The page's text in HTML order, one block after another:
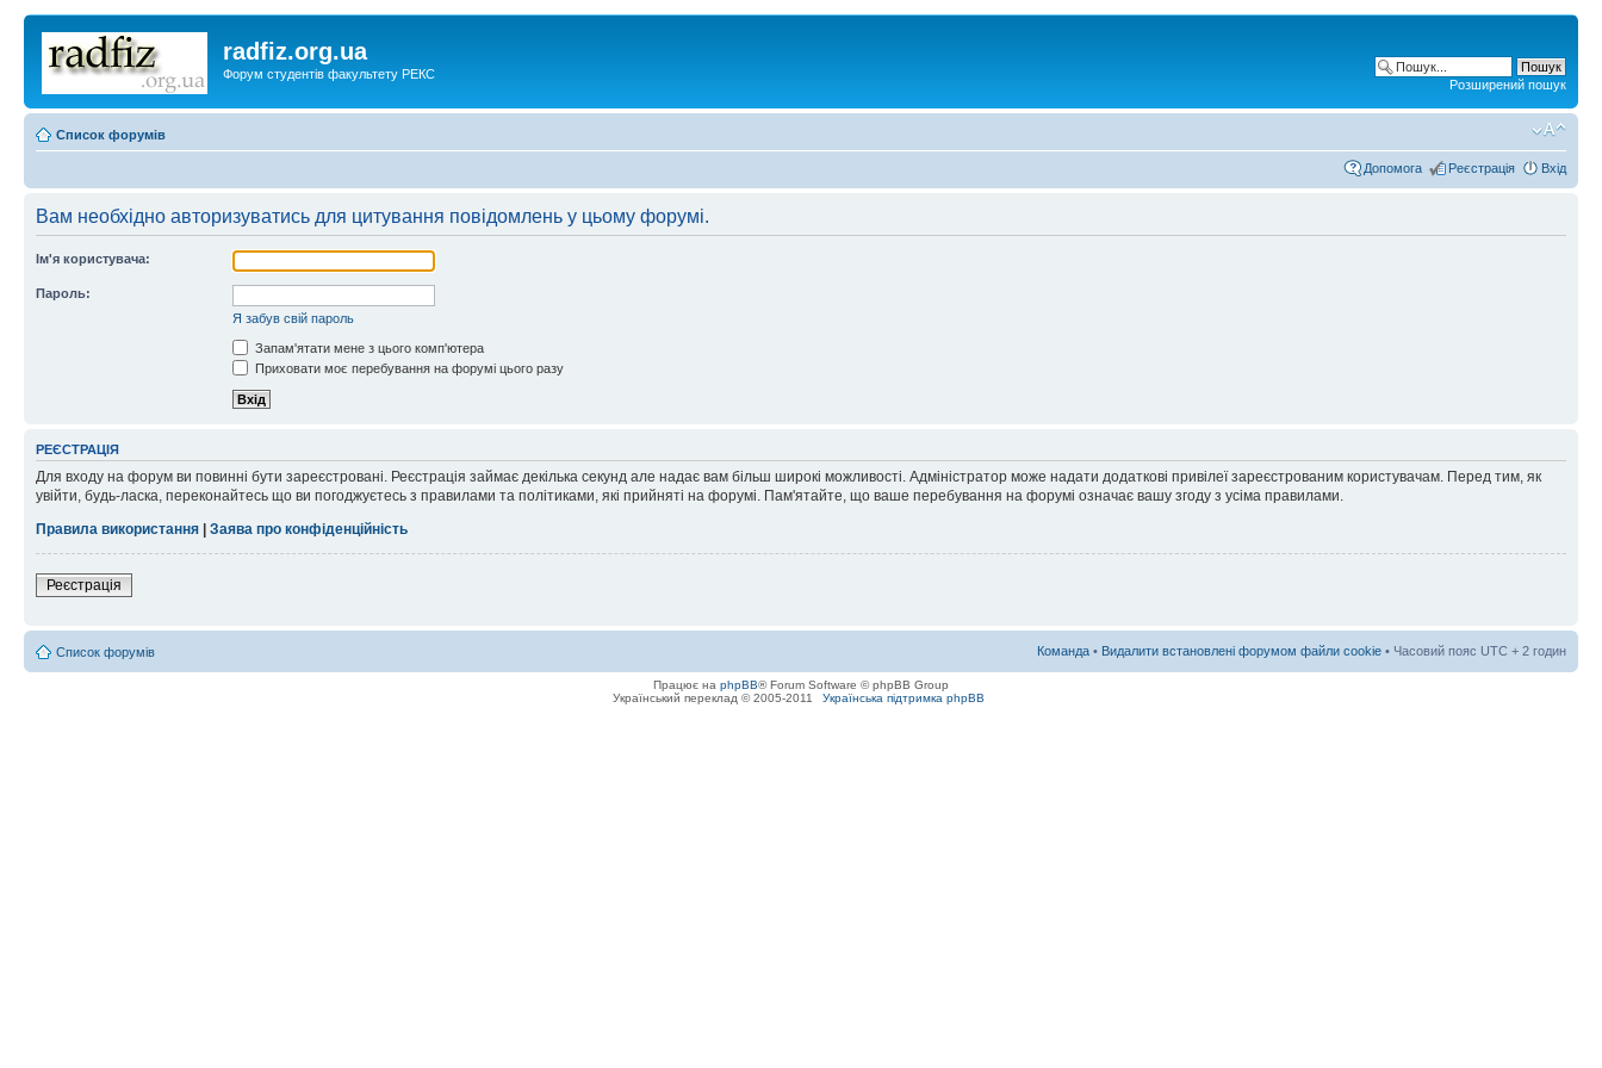
radfiz.org.ua
Форум студентів факультету РЕКС
Розширений пошук
Список форумів
Допомога Реєстрація Вхід
Вам необхідно авторизуватись для цитування повідомлень у цьому форумі.
Ім'я користувача:
Пароль:
Я забув свій пароль
Запам'ятати мене з цього комп'ютера
Приховати моє перебування на форумі цього разу
РЕЄСТРАЦІЯ
Для входу на форум ви повинні бути зареєстровані. Реєстрація займає декілька секунд але надає вам більш широкі можливості. Адміністратор може надати додаткові привілеї зареєстрованим користувачам. Перед тим, як
увійти, будь-ласка, переконайтесь що ви погоджуєтесь з правилами та політиками, які прийняті на форумі. Пам'ятайте, що ваше перебування на форумі означає вашу згоду з усіма правилами.
Правила використання
Заява про конфіденційність
Реєстрація
Список форумів Команда • Видалити встановлені форумом файли cookie • Часовий пояс UTC + 2 годин
Працює на phpBB® Forum Software © phpBB Group
Український переклад © 2005-2011
Українська підтримка phpBB